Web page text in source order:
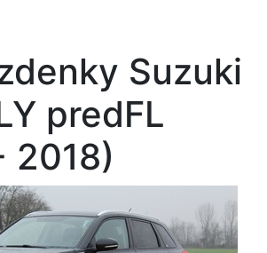
Suzuki
predFL
2018)